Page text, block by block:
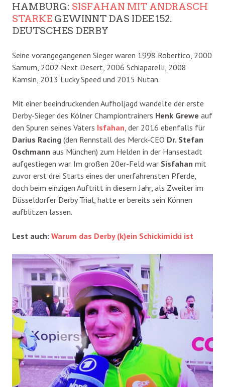
HAMBURG: SISFAHAN MIT ANDRASCH
STARKE GEWINNT DAS IDEE 152.
DEUTSCHES DERBY
Seine vorangegangenen Sieger waren 1998 Robertico, 2000
Samum, 2002 Next Desert, 2006 Schiaparelli, 2008
Kamsin, 2013 Lucky Speed und 2015 Nutan.
Mit einer beeindruckenden Aufholjagd wandelte der erste
Derby-Sieger des Kölner Championtrainers Henk Grewe auf
den Spuren seines Vaters Isfahan , der 2016 ebenfalls für
Darius Racing (den Rennstall des Merck-CEO Dr. Stefan
Oschmann aus München) zum Helden in der Hansestadt
aufgestiegen war. Im großen 20er-Feld war Sisfahan mit
zuvor erst drei Starts eines der unerfahrensten Pferde,
doch beim einzigen Auftritt in diesem Jahr, als Zweiter im
Düsseldorfer Derby Trial, hatte er bereits sein Können
aufblitzen lassen.
Lest auch: Warum das Derby (k)ein Schickimicki ist